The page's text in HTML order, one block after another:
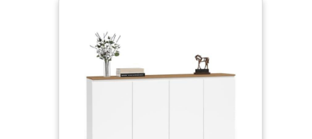
accessoires. Construction Solide et Facile
d'Entretien : Fabriqué en MDF de haute qualité, ce
meuble rangement est extrêmement stable et
résistant aux déformations. Sa surface lisse est
résistante à l'humidité et aux taches, ce qui permet